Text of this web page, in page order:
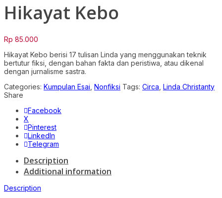
Hikayat Kebo
Rp 85.000
Hikayat Kebo berisi 17 tulisan Linda yang menggunakan teknik
bertutur fiksi, dengan bahan fakta dan peristiwa, atau dikenal
dengan jurnalisme sastra.
Categories: Kumpulan Esai Nonfiksi Tags: Circa Linda Christanty
Share
Facebook
X
Pinterest
LinkedIn
Telegram
Description
Additional information
Description